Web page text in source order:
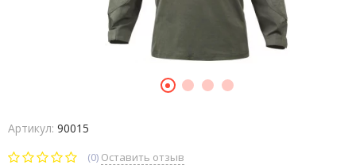
Артикул: 90015
(0) Оставить отзыв